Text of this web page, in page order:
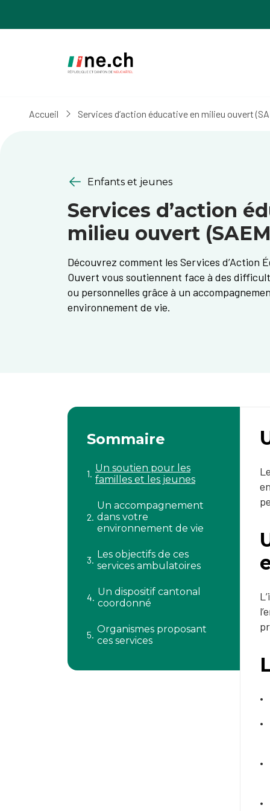
Accueil Services d’action éducative en milieu ouvert
Enfants et jeunes
Services d’action
milieu ouvert
Découvrez comment les Services d’Action
Ouvert vous soutiennent face à des
ou personnelles grâce à un
environnement de vie.
Sommaire
Un soutien pour les
familles et les jeunes
Un accompagnement
dans votre
environnement de vie
Les objectifs de ces
services ambulatoires
Un dispositif cantonal
coordonné
Organismes proposant
ces services